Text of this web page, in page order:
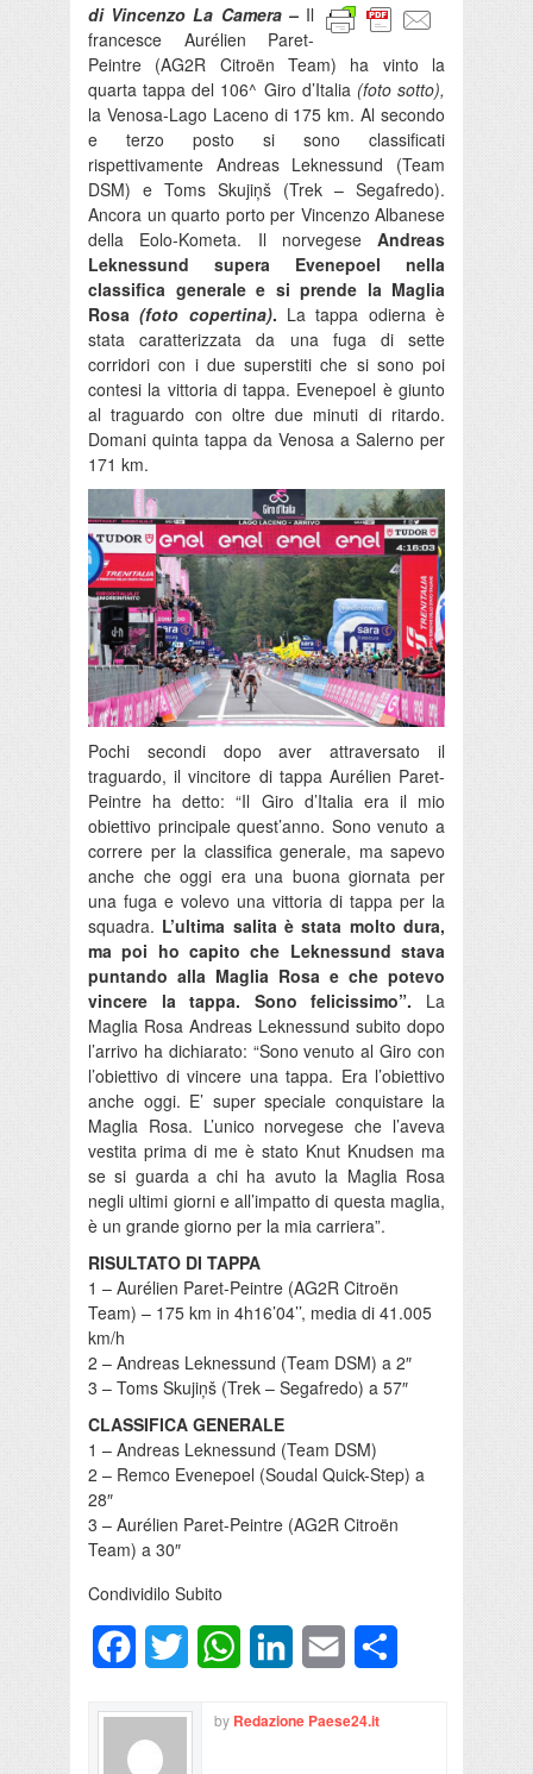
di Vincenzo La Camera –Il
francesce Aurélien Paret-
Peintre (AG2R Citroën Team) ha vinto la
quarta tappa del 106^ Giro d’Italia (foto sotto),
la Venosa-Lago Laceno di 175 km. Al secondo
e terzo posto si sono classificati
rispettivamente Andreas Leknessund (Team
DSM) e Toms Skujiņš (Trek – Segafredo).
Ancora un quarto porto per Vincenzo Albanese
della Eolo-Kometa. Il norvegese Andreas
Leknessund supera Evenepoel nella
classifica generale e si prende la Maglia
Rosa(foto copertina). La tappa odierna è
stata caratterizzata da una fuga di sette
corridori con i due superstiti che si sono poi
contesi la vittoria di tappa. Evenepoel è giunto
al traguardo con oltre due minuti di ritardo.
Domani quinta tappa da Venosa a Salerno per
171 km.
Pochi secondi dopo aver attraversato il
traguardo, il vincitore di tappa Aurélien Paret-
Peintre ha detto: “Il Giro d’Italia era il mio
obiettivo principale quest’anno. Sono venuto a
correre per la classifica generale, ma sapevo
anche che oggi era una buona giornata per
una fuga e volevo una vittoria di tappa per la
squadra. L’ultima salita è stata molto dura,
ma poi ho capito che Leknessund stava
puntando alla Maglia Rosa e che potevo
vincere la tappa. Sono felicissimo”. La
Maglia Rosa Andreas Leknessund subito dopo
l’arrivo ha dichiarato: “Sono venuto al Giro con
l’obiettivo di vincere una tappa. Era l’obiettivo
anche oggi. E’ super speciale conquistare la
Maglia Rosa. L’unico norvegese che l’aveva
vestita prima di me è stato Knut Knudsen ma
se si guarda a chi ha avuto la Maglia Rosa
negli ultimi giorni e all’impatto di questa maglia,
è un grande giorno per la mia carriera”.
RISULTATO DI TAPPA
1 – Aurélien Paret-Peintre (AG2R Citroën
Team) – 175 km in 4h16’04’’, media di 41.005
km/h
2 – Andreas Leknessund (Team DSM) a 2″
3 – Toms Skujiņš (Trek – Segafredo) a 57″
CLASSIFICA GENERALE
1 – Andreas Leknessund (Team DSM)
2 – Remco Evenepoel (Soudal Quick-Step) a
28″
3 – Aurélien Paret-Peintre (AG2R Citroën
Team) a 30″
Condividilo Subito
FacebookTwitter WhatsAppLinkedInEmail
by Redazione Paese24.it